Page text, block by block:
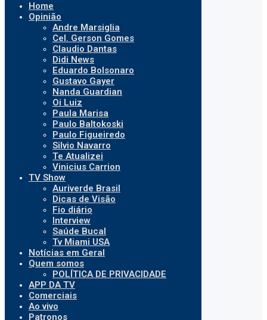
Home
Opinião
Andre Marsiglia
Cel. Gerson Gomes
Claudio Dantas
Didi News
Eduardo Bolsonaro
Gustavo Gayer
Nanda Guardian
Oi Luiz
Paula Marisa
Paulo Baltokoski
Paulo Figueiredo
Silvio Navarro
Te Atualizei
Vinicius Carrion
TV Show
Auriverde Brasil
Dicas de Visão
Fio diário
Interview
Saúde Bucal
Tv Miami USA
Notícias em Geral
Quem somos
POLÍTICA DE PRIVACIDADE
APP DA TV
Comerciais
Ao vivo
Patronos